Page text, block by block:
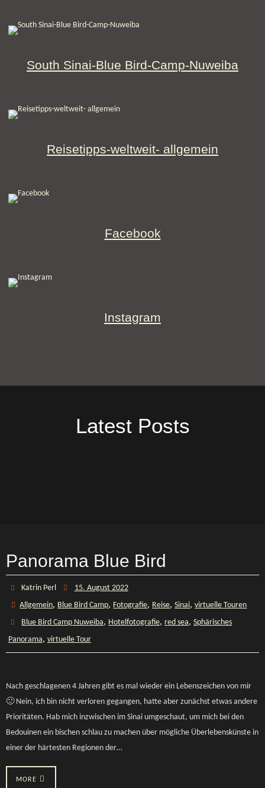
South Sinai-Blue Bird-Camp-Nuweiba
Reisetipps-weltweit- allgemein
Facebook
Instagram
Latest Posts
Panorama Blue Bird
Katrin Perl
15. August 2022
Allgemein, Blue Bird Camp, Fotografie, Reise,Sinai,virtuelle Touren
Blue Bird Camp Nuweiba, Hotelfotografie, red sea,Sphärisches
Panorama, virtuelle Tour
Nach geschlagenen 4 Jahren gibt es mal wieder ein Lebenszeichen von mir
🙂 Nein, ich bin nicht verloren gegangen, hatte aber zunächst etwas andere
Prioritäten. Hab mich inzwischen im Sinai umgeschaut, um mich bei den
Bedouinen ein bischen schlau zu machen über mögliche Überlebenskünste in
einer der härtesten Regionen der…
MORE